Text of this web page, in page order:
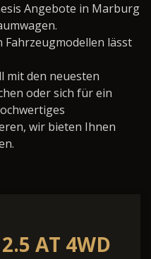
Angebote in Marburg
lässt
mit den neuesten
oder sich für ein
wir bieten Ihnen
AT 4WD